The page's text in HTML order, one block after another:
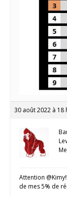
30 août 2022 à 18
Attention
de mes 5% de